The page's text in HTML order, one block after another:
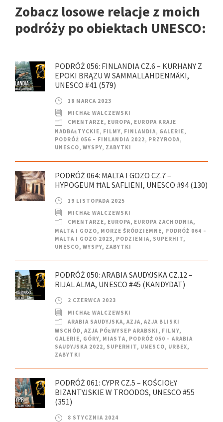
Zobacz losowe relacje z moich
podróży po obiektach UNESCO:
PODRÓŻ 056: FINLANDIA CZ.6 – KURHANY Z
EPOKI BRĄZU W SAMMALLAHDENMÄKI,
UNESCO #41 (579)
18 MARCA 2023
MICHAŁ WALCZEWSKI
CMENTARZE, EUROPA, EUROPA KRAJE
NADBAŁTYCKIE, FILMY, FINLANDIA, GALERIE,
PODRÓŻ 056 – FINLANDIA 2022, PRZYRODA,
UNESCO, WYSPY, ZABYTKI
PODRÓŻ 064: MALTA I GOZO CZ.7 –
HYPOGEUM ĦAL SAFLIENI, UNESCO #94 (130)
19 LISTOPADA 2025
MICHAŁ WALCZEWSKI
CMENTARZE, EUROPA, EUROPA ZACHODNIA,
MALTA I GOZO, MORZE ŚRÓDZIEMNE, PODRÓŻ 064 –
MALTA I GOZO 2023, PODZIEMIA, SUPERHIT,
UNESCO, WYSPY, ZABYTKI
PODRÓŻ 050: ARABIA SAUDYJSKA CZ.12 –
RIJAL ALMA, UNESCO #45 (KANDYDAT)
2 CZERWCA 2023
MICHAŁ WALCZEWSKI
ARABIA SAUDYJSKA, AZJA, AZJA BLISKI
WSCHÓD, AZJA PÓŁWYSEP ARABSKI , FILMY,
GALERIE, GÓRY, MIASTA, PODRÓŻ 050 – ARABIA
SAUDYJSKA 2022, SUPERHIT, UNESCO, URBEX,
ZABYTKI
PODRÓŻ 061: CYPR CZ.5 – KOŚCIOŁY
BIZANTYJSKIE W TROODOS, UNESCO #55
(351)
8 STYCZNIA 2024